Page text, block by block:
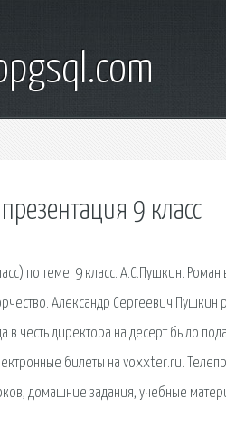
9 класс
по теме: 9 класс. А.С.Пушкин.
Александр Сергеевич
в честь директора на десерт было
билеты на voxxter.ru.
домашние задания, учебные